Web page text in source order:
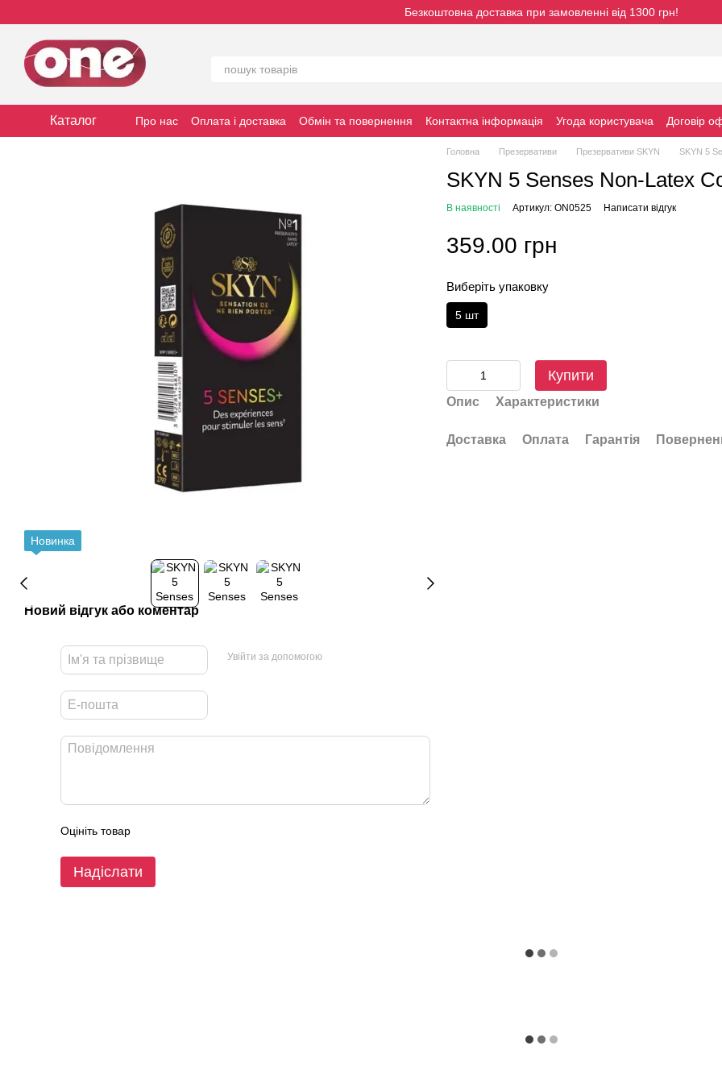
Безкоштовна доставка при замовленні від 1300 грн!
Каталог Про нас Оплата і доставка Обмін та повернення Контактна інформація Угода користувача Договiр
Новинка
Новий відгук або коментар
Увійти за допомогою
Оцініть товар
Надіслати
Головна Презервативи Презервативи SKYN SKYN 5
SKYN 5 Senses Non-Latex
В наявності Артикул: ON0525 Написати відгук
359.00 грн
Виберіть упаковку
5 шт
Купити
Опис Характеристики
Доставка Оплата Гарантія